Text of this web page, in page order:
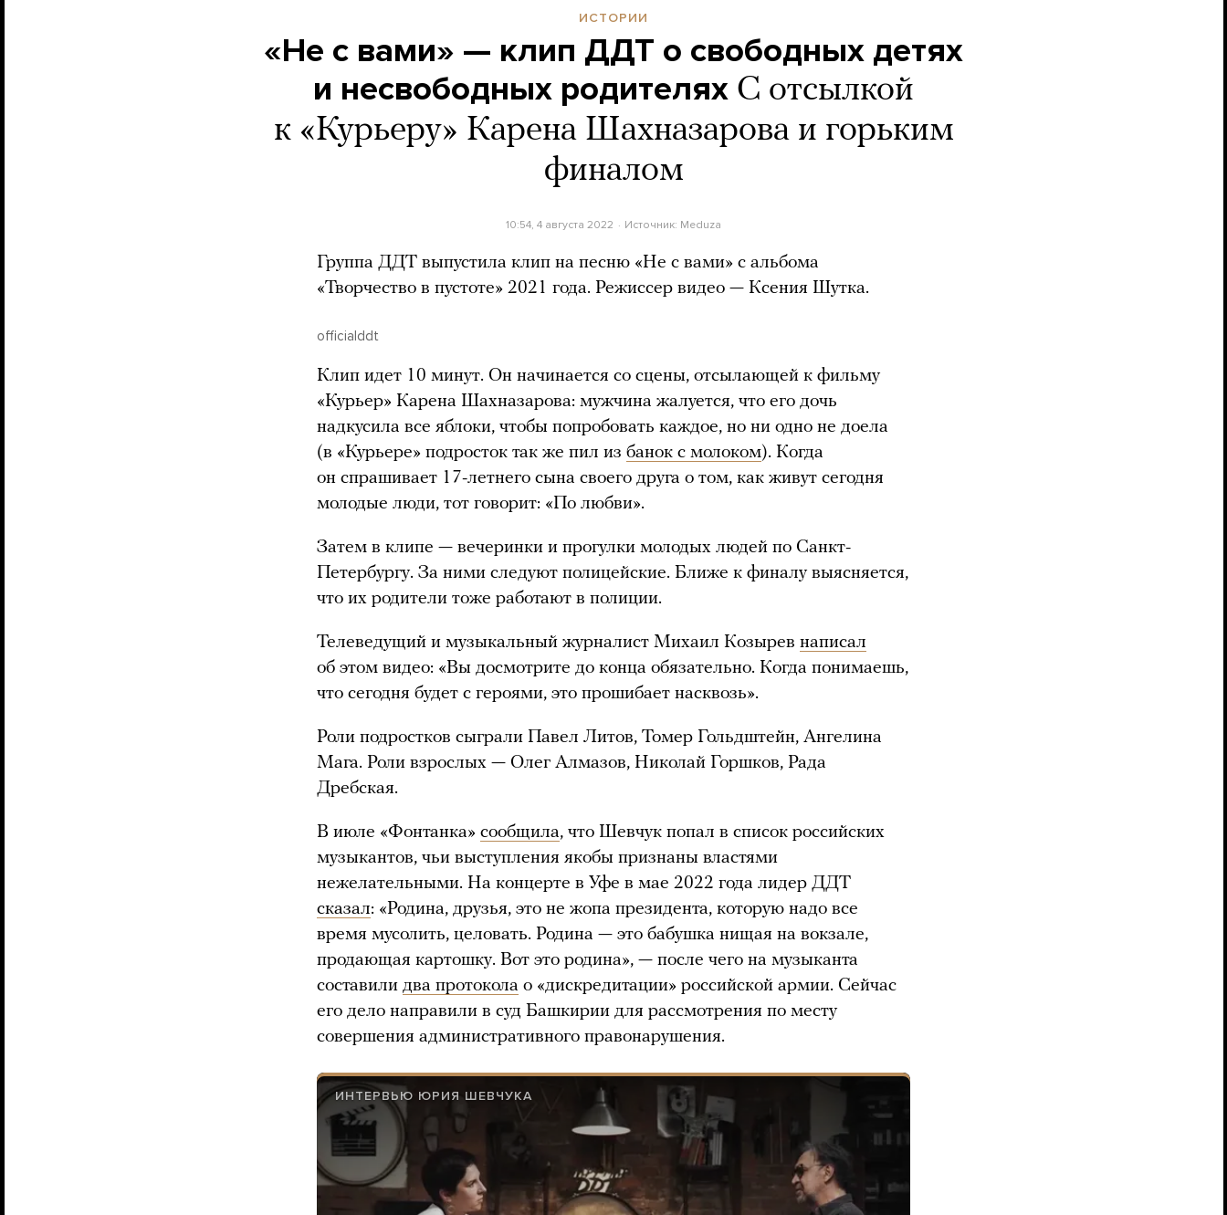
ИСТОРИИ
«Не с вами» — клип ДДТ о свободных детях
и несвободных родителях С отсылкой
к «Курьеру» Карена Шахназарова и горьким
финалом
10:54, 4 августа 2022 Источник: Meduza
Группа ДДТ выпустила клип на песню «Не с вами» с альбома
«Творчество в пустоте» 2021 года. Режиссер видео — Ксения Шутка.
officialddt
Клип идет 10 минут. Он начинается со сцены, отсылающей к фильму
«Курьер» Карена Шахназарова: мужчина жалуется, что его дочь
надкусила все яблоки, чтобы попробовать каждое, но ни одно не доела
(в «Курьере» подросток так же пил из банок с молоком). Когда
он спрашивает 17-летнего сына своего друга о том, как живут сегодня
молодые люди, тот говорит: «По любви».
Затем в клипе — вечеринки и прогулки молодых людей по Санкт-
Петербургу. За ними следуют полицейские. Ближе к финалу выясняется,
что их родители тоже работают в полиции.
Телеведущий и музыкальный журналист Михаил Козырев написал
об этом видео: «Вы досмотрите до конца обязательно. Когда понимаешь,
что сегодня будет с героями, это прошибает насквозь».
Роли подростков сыграли Павел Литов, Томер Гольдштейн, Ангелина
Мага. Роли взрослых — Олег Алмазов, Николай Горшков, Рада
Дребская.
В июле «Фонтанка» сообщила, что Шевчук попал в список российских
музыкантов, чьи выступления якобы признаны властями
нежелательными. На концерте в Уфе в мае 2022 года лидер ДДТ
сказал: «Родина, друзья, это не жопа президента, которую надо все
время мусолить, целовать. Родина — это бабушка нищая на вокзале,
продающая картошку. Вот это родина», — после чего на музыканта
составили два протокола о «дискредитации» российской армии. Сейчас
его дело направили в суд Башкирии для рассмотрения по месту
совершения административного правонарушения.
ИНТЕРВЬЮ ЮРИЯ ШЕВЧУКА